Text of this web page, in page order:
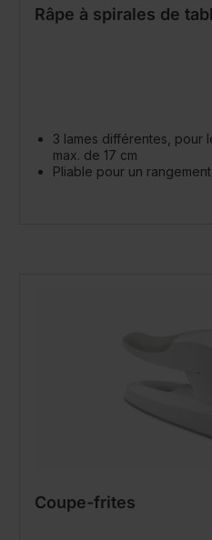
Râpe à spirales de
3 lames différentes, pour
max. de 17 cm
Pliable pour un
Coupe-frites